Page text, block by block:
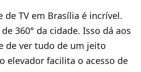
de TV em Brasília é incrível.
360° da cidade. Isso dá aos
de ver tudo de um jeito
elevador facilita o acesso de